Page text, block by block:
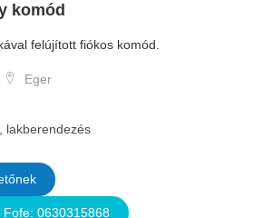
komód
felújított fiókos komód.
Eger
lakberendezés
Fofe: 0630315868